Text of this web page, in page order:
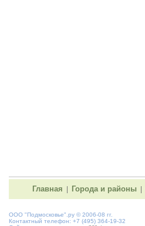
Главная Города и районы
ООО "Подмосковье" .ру © 2006-08 гг.
Контактный телефон: +7 (495) 364-19-32